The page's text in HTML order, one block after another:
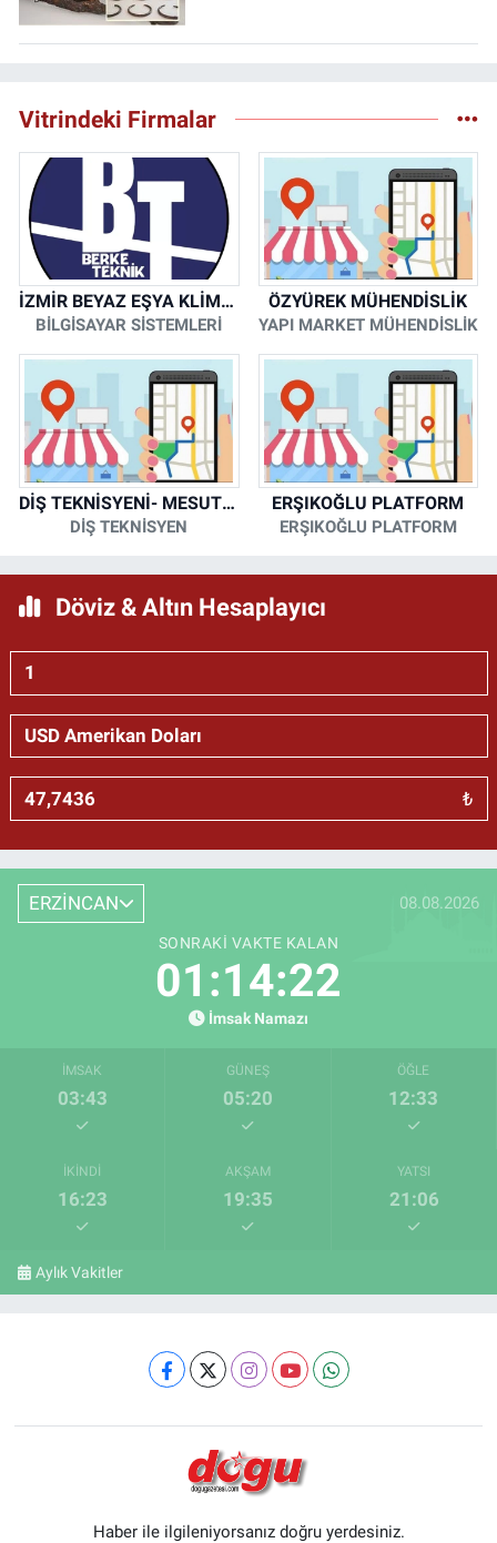
Vitrindeki Firmalar
İZMİR BEYAZ EŞYA KLİMA KOMBİ SERVİSİ
BİLGİSAYAR SİSTEMLERİ
ÖZYÜREK MÜHENDİSLİK
YAPI MARKET MÜHENDİSLİK
DİŞ TEKNİSYENİ- MESUT KORKMAZ
DİŞ TEKNİSYEN
ERŞIKOĞLU PLATFORM
ERŞIKOĞLU PLATFORM
Döviz & Altın Hesaplayıcı
₺
ERZİNCAN 08.08.2026
SONRAKI VAKTE KALAN
01:14:21
İmsak Namazı
İMSAK
03:43
GÜNEŞ
05:20
ÖĞLE
12:33
İKINDI
16:23
AKŞAM
19:35
YATSI
21:06
Aylık Vakitler
Haber ile ilgileniyorsanız doğru yerdesiniz.